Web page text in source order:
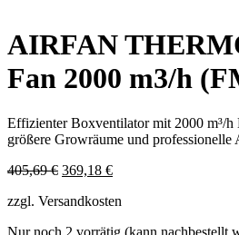
AIRFAN
Fan 2000 m3/h
Effizienter Boxventilator mit 2000 m³/
größere Growräume und professionelle
405,69€ Ursprünglicher
war:
369,18 €Aktueller
ist:
zzgl. Versandkosten
Nur noch 2 vorrätig (kann nachbestellt